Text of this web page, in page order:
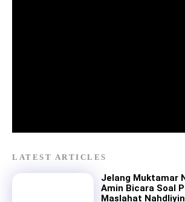
LATEST ARTICLES
Jelang Muktamar
Amin Bicara Soal
Maslahat Nahdliyin